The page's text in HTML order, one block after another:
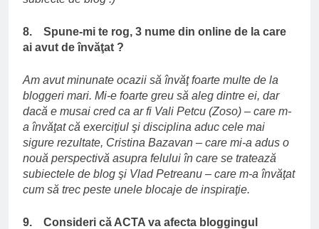
8. Spune-mi te rog, 3 nume din online de la care
ai avut de învăţat ?
Am avut minunate ocazii să învăţ foarte multe de la
bloggeri mari. Mi-e foarte greu să aleg dintre ei, dar
dacă e musai cred ca ar fi Vali Petcu (Zoso) – care m-
a învăţat că exerciţiul şi disciplina aduc cele mai
sigure rezultate, Cristina Bazavan – care mi-a adus o
nouă perspectivă asupra felului în care se tratează
subiectele de blog şi Vlad Petreanu – care m-a învăţat
cum să trec peste unele blocaje de inspiraţie.
9. Consideri că ACTA va afecta bloggingul